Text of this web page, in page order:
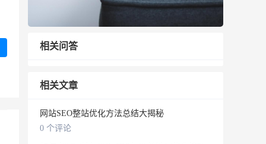
相关问答
相关文章
网站SEO整站优化方法总结大揭秘
0 个评论